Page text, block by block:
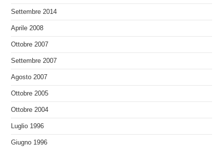
Settembre 2014
Aprile 2008
Ottobre 2007
Settembre 2007
Agosto 2007
Ottobre 2005
Ottobre 2004
Luglio 1996
Giugno 1996